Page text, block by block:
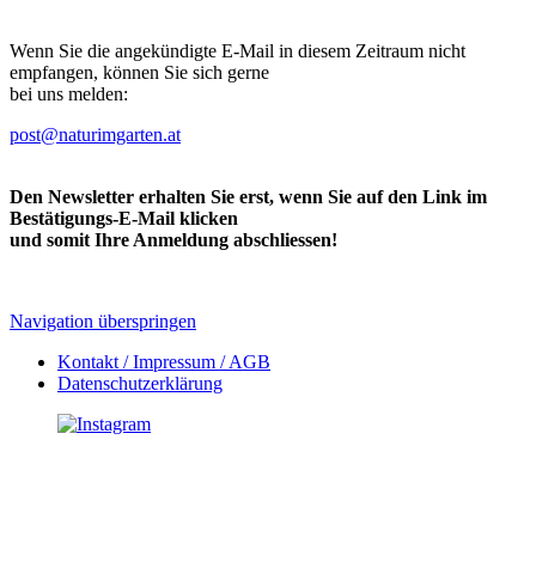
Wenn Sie die angekündigte E-Mail in diesem Zeitraum nicht
empfangen, können Sie sich gerne
bei uns melden:
post@naturimgarten.at
Den Newsletter erhalten Sie erst, wenn Sie auf den Link im
Bestätigungs-E-Mail klicken
und somit Ihre Anmeldung abschliessen!
Navigation überspringen
Kontakt / Impressum / AGB
Datenschutzerklärung